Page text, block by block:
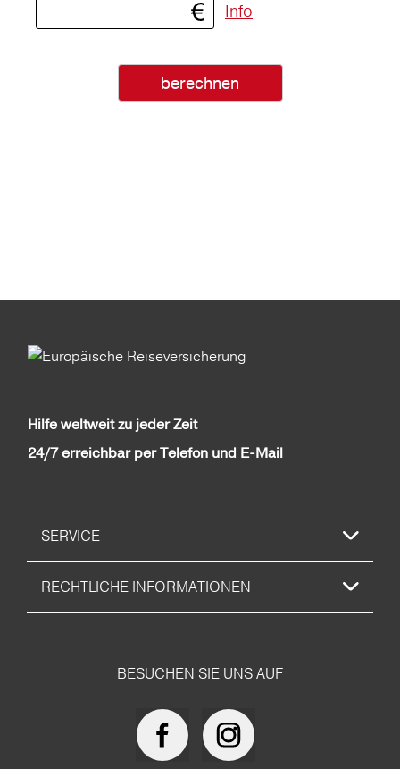
Info
berechnen
Hilfe weltweit zu jeder Zeit
24/7 erreichbar per Telefon und E-Mail
SERVICE
RECHTLICHE INFORMATIONEN
BESUCHEN SIE UNS AUF